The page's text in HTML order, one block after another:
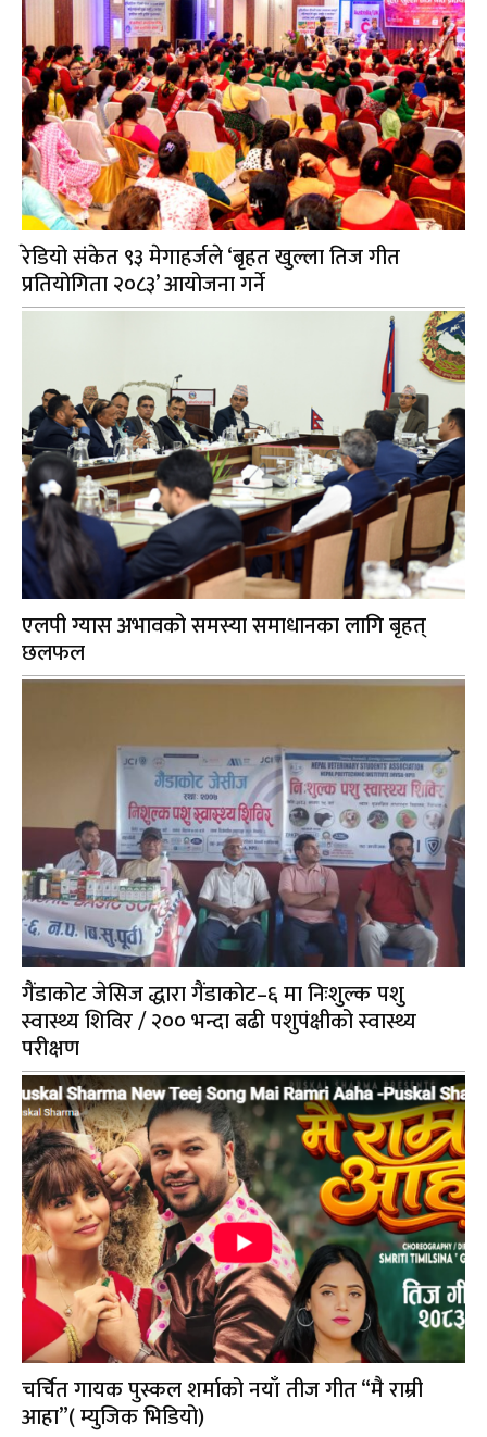
रेडियो संकेत ९३ मेगाहर्जले ‘बृहत खुल्ला तिज गीत
प्रतियोगिता २०८३’ आयोजना गर्ने
एलपी ग्यास अभावको समस्या समाधानका लागि बृहत्
छलफल
गैंडाकोट जेसिज द्धारा गैंडाकोट–६ मा निःशुल्क पशु
स्वास्थ्य शिविर / २०० भन्दा बढी पशुपंक्षीको स्वास्थ्य
परीक्षण
चर्चित गायक पुस्कल शर्माको नयाँ तीज गीत “मै राम्री
आहा”( म्युजिक भिडियो)